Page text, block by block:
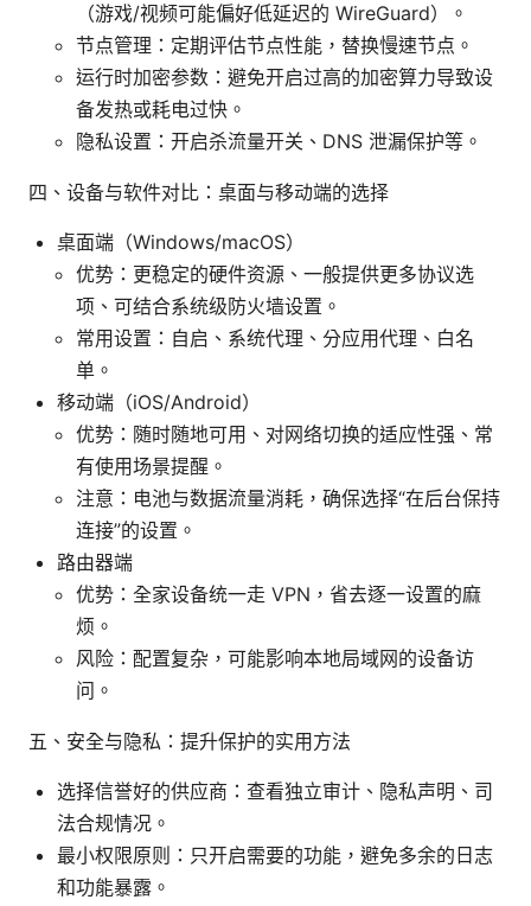
（游戏/视频可能偏好低延迟的 WireGuard）。
节点管理：定期评估节点性能，替换慢速节点。
运行时加密参数：避免开启过高的加密算力导致设
备发热或耗电过快。
隐私设置：开启杀流量开关、DNS 泄漏保护等。
四、设备与软件对比：桌面与移动端的选择
桌面端（Windows/macOS）
优势：更稳定的硬件资源、一般提供更多协议选
项、可结合系统级防火墙设置。
常用设置：自启、系统代理、分应用代理、白名
单。
移动端（iOS/Android）
优势：随时随地可用、对网络切换的适应性强、常
有使用场景提醒。
注意：电池与数据流量消耗，确保选择“在后台保持
连接”的设置。
路由器端
优势：全家设备统一走 VPN，省去逐一设置的麻
烦。
风险：配置复杂，可能影响本地局域网的设备访
问。
五、安全与隐私：提升保护的实用方法
选择信誉好的供应商：查看独立审计、隐私声明、司
法合规情况。
最小权限原则：只开启需要的功能，避免多余的日志
和功能暴露。